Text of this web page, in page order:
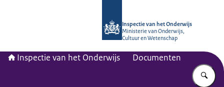
Inspectie van het Onderwijs
Ministerie van Onderwijs,
Cultuur en Wetenschap
Inspectie van het Onderwijs Documenten